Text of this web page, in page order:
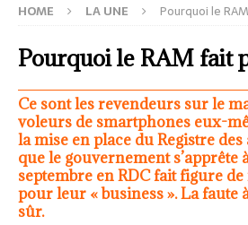
HOME LA UNE Pourquoi le
Pourquoi le RAM fait
Ce sont les revendeurs sur le
voleurs de smartphones eux-
la mise en place du Registre
que le gouvernement s’apprête
septembre en RDC fait figure
pour leur « business ». La faute
sûr.